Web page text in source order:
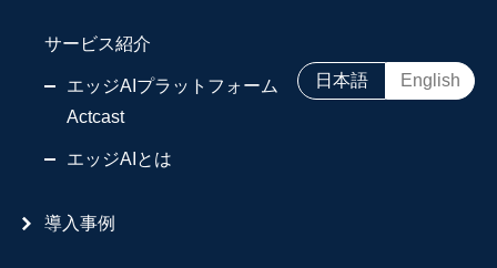
サービス紹介
エッジAIプラットフォーム
Actcast
エッジAIとは
導入事例
日本語 English